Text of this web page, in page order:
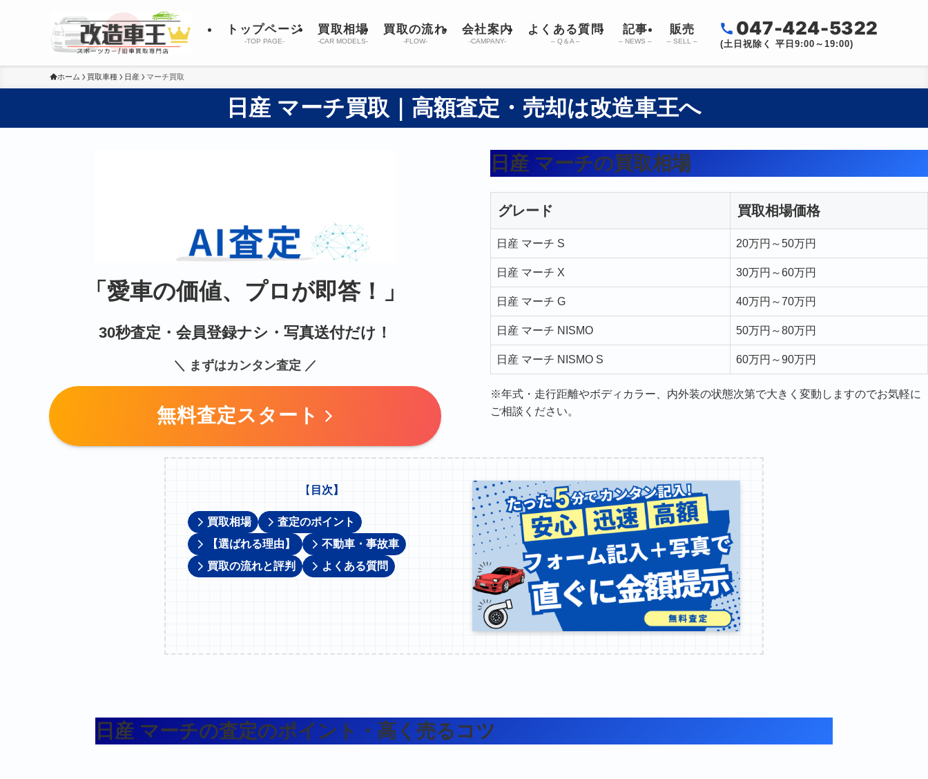
トップページ
-TOP PAGE-
買取相場
-CAR MODELS-
買取の流れ
-FLOW-
会社案内
-CAMPANY-
よくある質問
– Q＆A –
記事
– NEWS –
販売
– SELL –
047-424-5322
(土日祝除く 平日9:00～19:00)
ホーム 買取車種 日産 マーチ買取
日産 マーチ買取｜高額査定・売却は改造車王へ
「愛車の価値、プロが即答！」
30秒査定・会員登録ナシ・写真送付だけ！
＼ まずはカンタン査定 ／
無料査定スタート
日産 マーチの買取相場
グレード 買取相場価格
日産 マーチ S 20万円～50万円
日産 マーチ X 30万円～60万円
日産 マーチ G 40万円～70万円
日産 マーチ NISMO 50万円～80万円
日産 マーチ NISMO S 60万円～90万円
※年式・走行距離やボディカラー、内外装の状態次第で大きく変動しますのでお気軽に
ご相談ください。
【 目次】
買取相場
査定のポイント
【選ばれる理由】
不動車・事故車
買取の流れと評判
よくある質問
日産 マーチの査定のポイント・高く売るコツ